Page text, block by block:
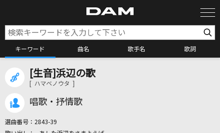
キーワード 曲名 歌手名 歌詞
カラオケ検索
[生音]浜辺の歌
[ ハマベノウタ ]
唱歌・抒情歌
選曲番号： 2843-39